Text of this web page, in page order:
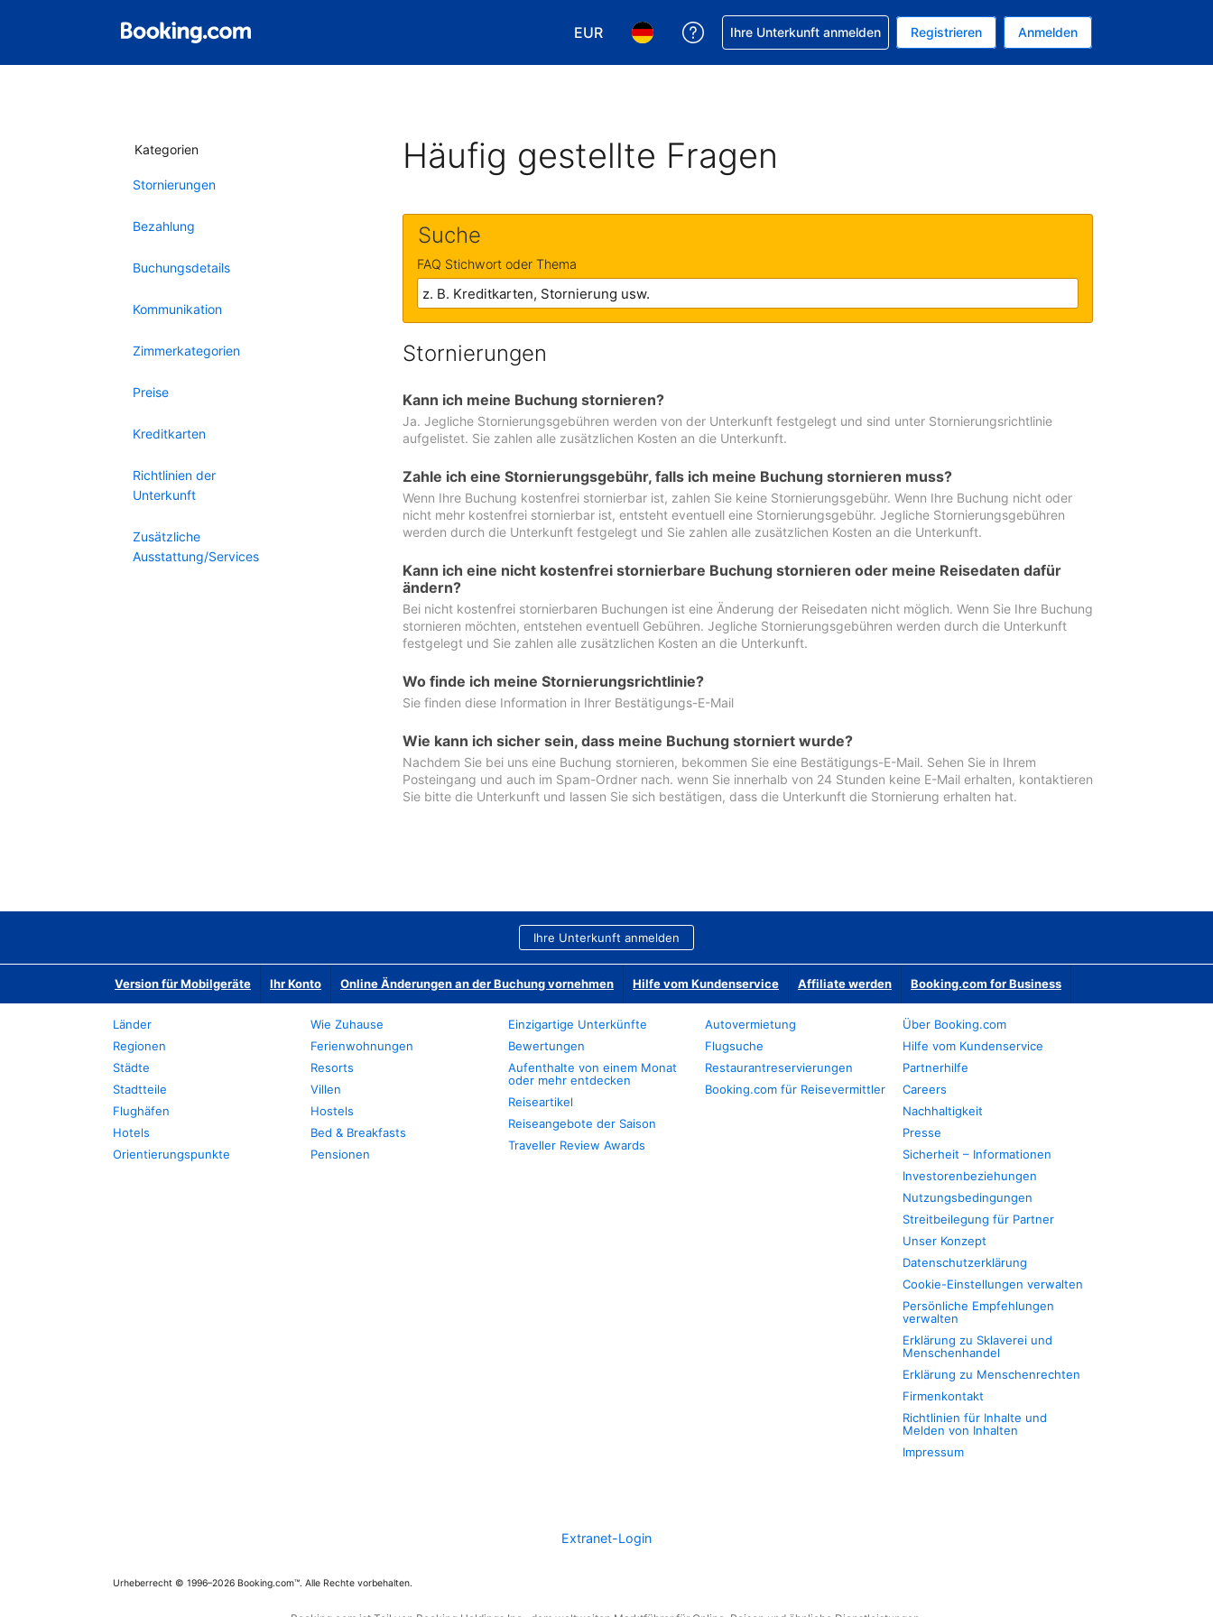
EUR
Wählen Sie Ihre Währung. Ihre aktuelle Währung ist EUR
Wählen Sie Ihre Sprache. Ihre aktuelle Sprache ist Deutsch
Hilfe bei Ihrer Buchung erhalten
Ihre Unterkunft anmelden Registrieren Anmelden
Kategorien
Stornierungen
Bezahlung
Buchungsdetails
Kommunikation
Zimmerkategorien
Preise
Kreditkarten
Richtlinien der
Unterkunft
Zusätzliche
Ausstattung/Services
Häufig gestellte Fragen
Suche
FAQ Stichwort oder Thema
Stornierungen
Kann ich meine Buchung stornieren?
Ja. Jegliche Stornierungsgebühren werden von der Unterkunft festgelegt und sind unter Stornierungsrichtlinie
aufgelistet. Sie zahlen alle zusätzlichen Kosten an die Unterkunft.
Zahle ich eine Stornierungsgebühr, falls ich meine Buchung stornieren muss?
Wenn Ihre Buchung kostenfrei stornierbar ist, zahlen Sie keine Stornierungsgebühr. Wenn Ihre Buchung nicht oder
nicht mehr kostenfrei stornierbar ist, entsteht eventuell eine Stornierungsgebühr. Jegliche Stornierungsgebühren
werden durch die Unterkunft festgelegt und Sie zahlen alle zusätzlichen Kosten an die Unterkunft.
Kann ich eine nicht kostenfrei stornierbare Buchung stornieren oder meine Reisedaten dafür
ändern?
Bei nicht kostenfrei stornierbaren Buchungen ist eine Änderung der Reisedaten nicht möglich. Wenn Sie Ihre Buchung
stornieren möchten, entstehen eventuell Gebühren. Jegliche Stornierungsgebühren werden durch die Unterkunft
festgelegt und Sie zahlen alle zusätzlichen Kosten an die Unterkunft.
Wo finde ich meine Stornierungsrichtlinie?
Sie finden diese Information in Ihrer Bestätigungs-E-Mail
Wie kann ich sicher sein, dass meine Buchung storniert wurde?
Nachdem Sie bei uns eine Buchung stornieren, bekommen Sie eine Bestätigungs-E-Mail. Sehen Sie in Ihrem
Posteingang und auch im Spam-Ordner nach. wenn Sie innerhalb von 24 Stunden keine E-Mail erhalten, kontaktieren
Sie bitte die Unterkunft und lassen Sie sich bestätigen, dass die Unterkunft die Stornierung erhalten hat.
Ihre Unterkunft anmelden
Version für Mobilgeräte Ihr Konto Online Änderungen an der Buchung vornehmen Hilfe vom Kundenservice Affiliate werden Booking.com for Business
Länder
Regionen
Städte
Stadtteile
Flughäfen
Hotels
Orientierungspunkte
Wie Zuhause
Ferienwohnungen
Resorts
Villen
Hostels
Bed & Breakfasts
Pensionen
Einzigartige Unterkünfte
Bewertungen
Aufenthalte von einem Monat
oder mehr entdecken
Reiseartikel
Reiseangebote der Saison
Traveller Review Awards
Autovermietung
Flugsuche
Restaurantreservierungen
Booking.com für Reisevermittler
Über Booking.com
Hilfe vom Kundenservice
Partnerhilfe
Careers
Nachhaltigkeit
Presse
Sicherheit – Informationen
Investorenbeziehungen
Nutzungsbedingungen
Streitbeilegung für Partner
Unser Konzept
Datenschutzerklärung
Cookie-Einstellungen verwalten
Persönliche Empfehlungen
verwalten
Erklärung zu Sklaverei und
Menschenhandel
Erklärung zu Menschenrechten
Firmenkontakt
Richtlinien für Inhalte und
Melden von Inhalten
Impressum
Extranet-Login
Urheberrecht © 1996–2026 Booking.com™. Alle Rechte vorbehalten.